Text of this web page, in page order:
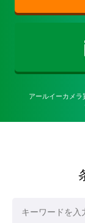
アールイーカメ